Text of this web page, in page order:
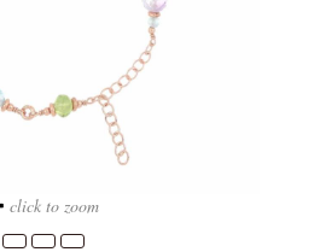
click to zoom